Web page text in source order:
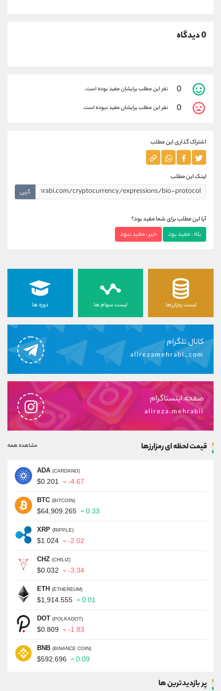
0 دیدگاه
0 نفر این مطلب برایشان مفید بوده است.
0 نفر این مطلب برایشان مفید نبوده است.
اشتراک گذاری این مطلب
لینک این مطلب
کپی
آیا این مطلب برای شما مفید بود؟
بله ، مفید بود خیر ، مفید نبود
لیست رمزارزها لیست سهام ها دوره ها
کانال تلگرام
alirezamehrabi_com
صفحه اینستاگرام
alireza.mehrabii
قیمت لحظه ای رمزارزها مشاهده همه
ADA (CARDANO)
$0.201 -4.67
BTC (BITCOIN)
$64,909.265 0.33
XRP (RIPPLE)
$1.024 -2.02
CHZ (CHILIZ)
$0.032 -3.34
ETH (ETHEREUM)
$1,914.555 0.01
DOT (POLKADOT)
$0.809 -1.83
BNB (BINANCE COIN)
$592.696 0.09
پر بازدیدترین ها